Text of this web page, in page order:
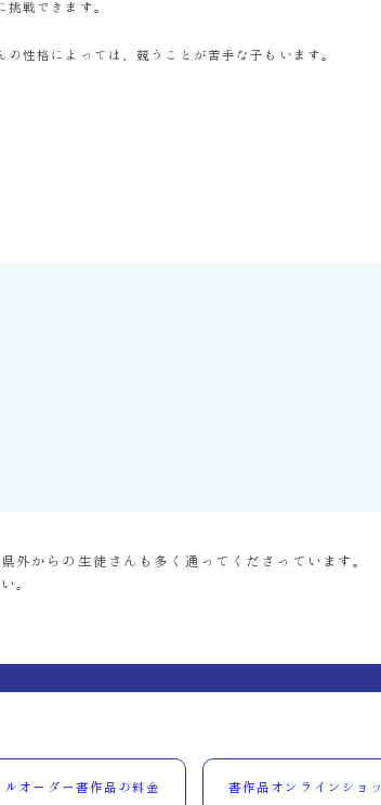
挑戦できます。
性格によっては、競うことが苦手な子もいます。
外からの生徒さんも多く通ってくださっています。
。
ルオーダー書作品の料金 書作品オンラインショ